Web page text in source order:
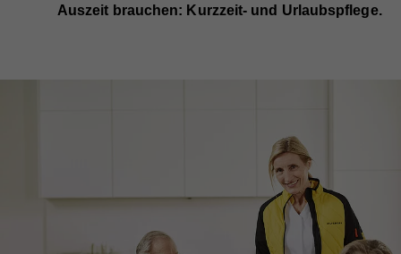
Auszeit brauchen: Kurzzeit- und Urlaubspflege.